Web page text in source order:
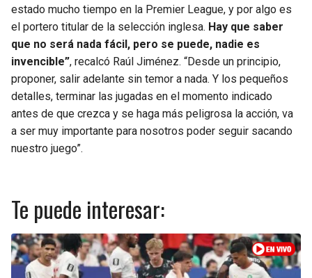
estado mucho tiempo en la Premier League, y por algo es
el portero titular de la selección inglesa. Hay que saber
que no será nada fácil, pero se puede, nadie es
invencible”, recalcó Raúl Jiménez. “Desde un principio,
proponer, salir adelante sin temor a nada. Y los pequeños
detalles, terminar las jugadas en el momento indicado
antes de que crezca y se haga más peligrosa la acción, va
a ser muy importante para nosotros poder seguir sacando
nuestro juego”.
Te puede interesar: